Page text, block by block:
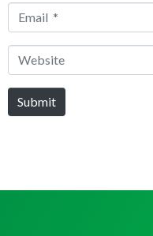
Email
Website
Submit